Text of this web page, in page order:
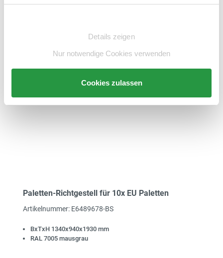
Details zeigen
Nur notwendige Cookies verwenden
Cookies zulassen
2.616,81 € inkl. MwSt.
Zum Artikel
Paletten-Richtgestell für 10x EU Paletten
Artikelnummer: E6489678-BS
BxTxH 1340x940x1930 mm
RAL 7005 mausgrau